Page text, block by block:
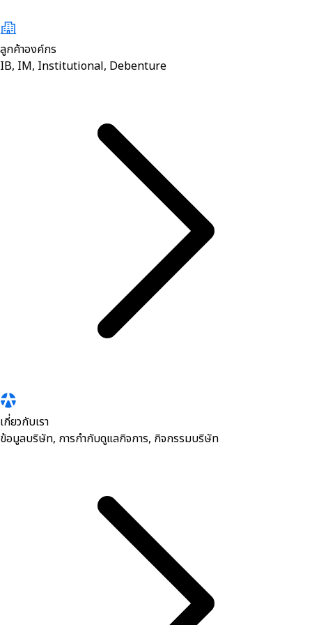
ลูกค้าองค์กร
IB, IM, Institutional, Debenture
เกี่ยวกับเรา
ข้อมูลบริษัท, การกำกับดูแลกิจการ, กิจกรรมบริษัท